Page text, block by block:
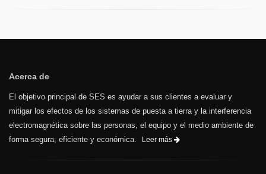
Acerca de
El objetivo principal de SES es ayudar a sus clientes a evaluar y
mitigar los efectos de los sistemas de puesta a tierra y la interferencia
electromagnética sobre las personas, el equipo y el medio ambiente de
forma segura, eficiente y económica.
Leer más